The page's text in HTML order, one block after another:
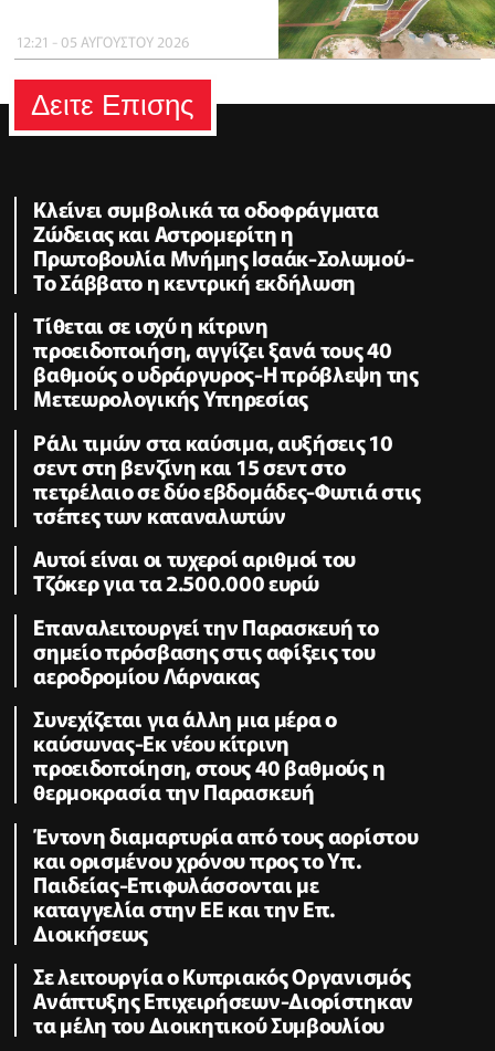
12:21 - 05 ΑΥΓΟΥΣΤΟΥ 2026
Δειτε Επισης
Κλείνει συμβολικά τα οδοφράγματα
Ζώδειας και Αστρομερίτη η
Πρωτοβουλία Μνήμης Ισαάκ-Σολωμού-
Το Σάββατο η κεντρική εκδήλωση
Τίθεται σε ισχύ η κίτρινη
προειδοποιήση, αγγίζει ξανά τους 40
βαθμούς ο υδράργυρος-Η πρόβλεψη της
Μετεωρολογικής Υπηρεσίας
Ράλι τιμών στα καύσιμα, αυξήσεις 10
σεντ στη βενζίνη και 15 σεντ στο
πετρέλαιο σε δύο εβδομάδες-Φωτιά στις
τσέπες των καταναλωτών
Αυτοί είναι οι τυχεροί αριθμοί του
Τζόκερ για τα 2.500.000 ευρώ
Επαναλειτουργεί την Παρασκευή το
σημείο πρόσβασης στις αφίξεις του
αεροδρομίου Λάρνακας
Συνεχίζεται για άλλη μια μέρα ο
καύσωνας-Εκ νέου κίτρινη
προειδοποίηση, στους 40 βαθμούς η
θερμοκρασία την Παρασκευή
Έντονη διαμαρτυρία από τους αορίστου
και ορισμένου χρόνου προς το Υπ.
Παιδείας-Επιφυλάσσονται με
καταγγελία στην ΕΕ και την Επ.
Διοικήσεως
Σε λειτουργία ο Κυπριακός Οργανισμός
Ανάπτυξης Επιχειρήσεων-Διορίστηκαν
τα μέλη του Διοικητικού Συμβουλίου